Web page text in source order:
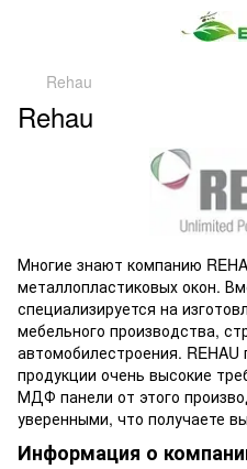
Rehau
Rehau
Многие знают компанию
металлопластиковых окон.
специализируется на
мебельного производства,
автомобилестроения.
продукции очень высокие
МДФ панели от этого
уверенными, что получаете
Информация о